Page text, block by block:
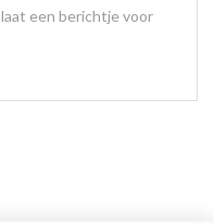
een berichtje voor